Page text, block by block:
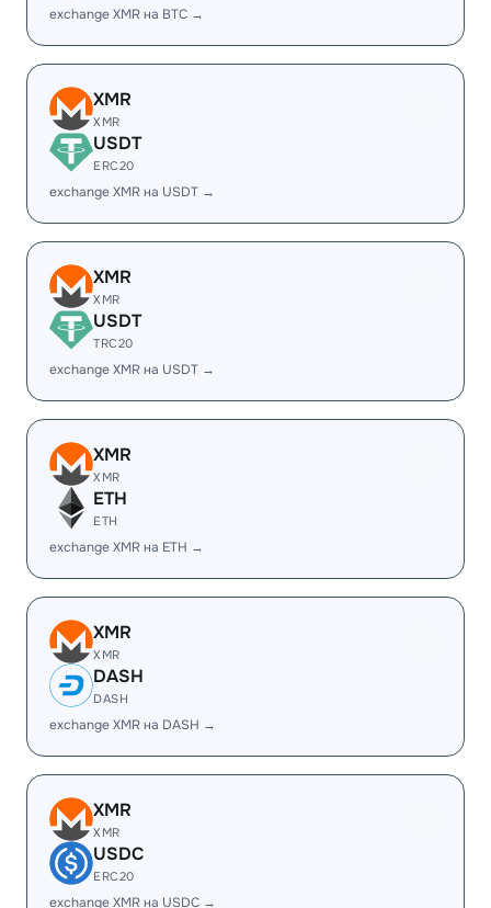
exchange XMR на BTC →
XMR
XMR
USDT
ERC20
exchange XMR на USDT →
XMR
XMR
USDT
TRC20
exchange XMR на USDT →
XMR
XMR
ETH
ETH
exchange XMR на ETH →
XMR
XMR
DASH
DASH
exchange XMR на DASH →
XMR
XMR
USDC
ERC20
exchange XMR на USDC →